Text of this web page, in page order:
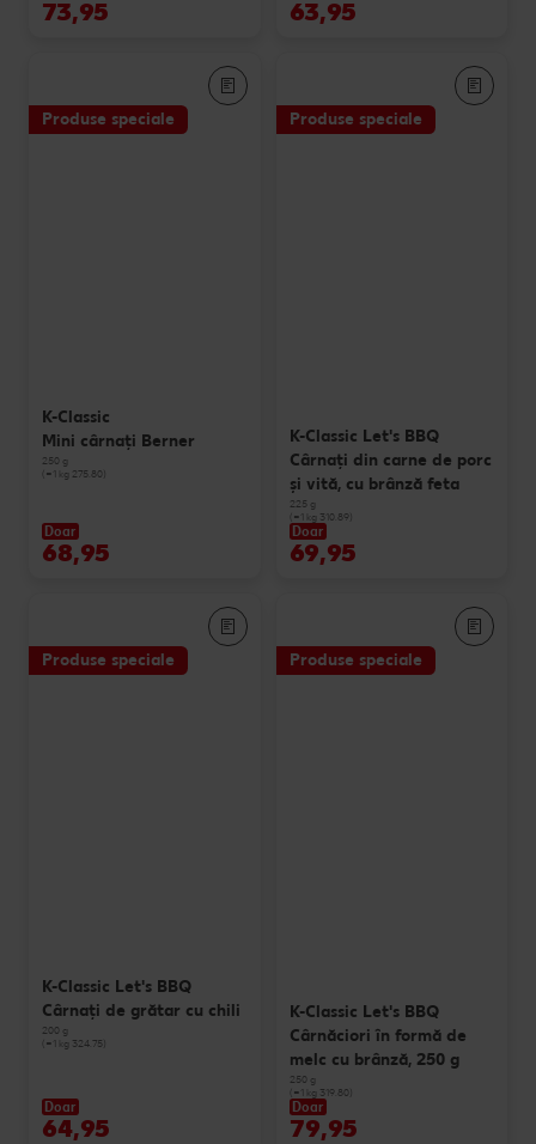
73,95 63,95
Produse speciale
K-Classic
Mini cârnați Berner
250 g
(=1 kg 275.80)
Doar
68,95
Produse speciale
K-Classic Let's BBQ
Cârnați din carne de porc
și vită, cu brânză feta
225 g
(=1 kg 310.89)
Doar
69,95
Produse speciale
K-Classic Let's BBQ
Cârnați de grătar cu chili
200 g
(=1 kg 324.75)
Doar
64,95
Produse speciale
K-Classic Let's BBQ
Cârnăciori în formă de
melc cu brânză, 250 g
250 g
(=1 kg 319.80)
Doar
79,95